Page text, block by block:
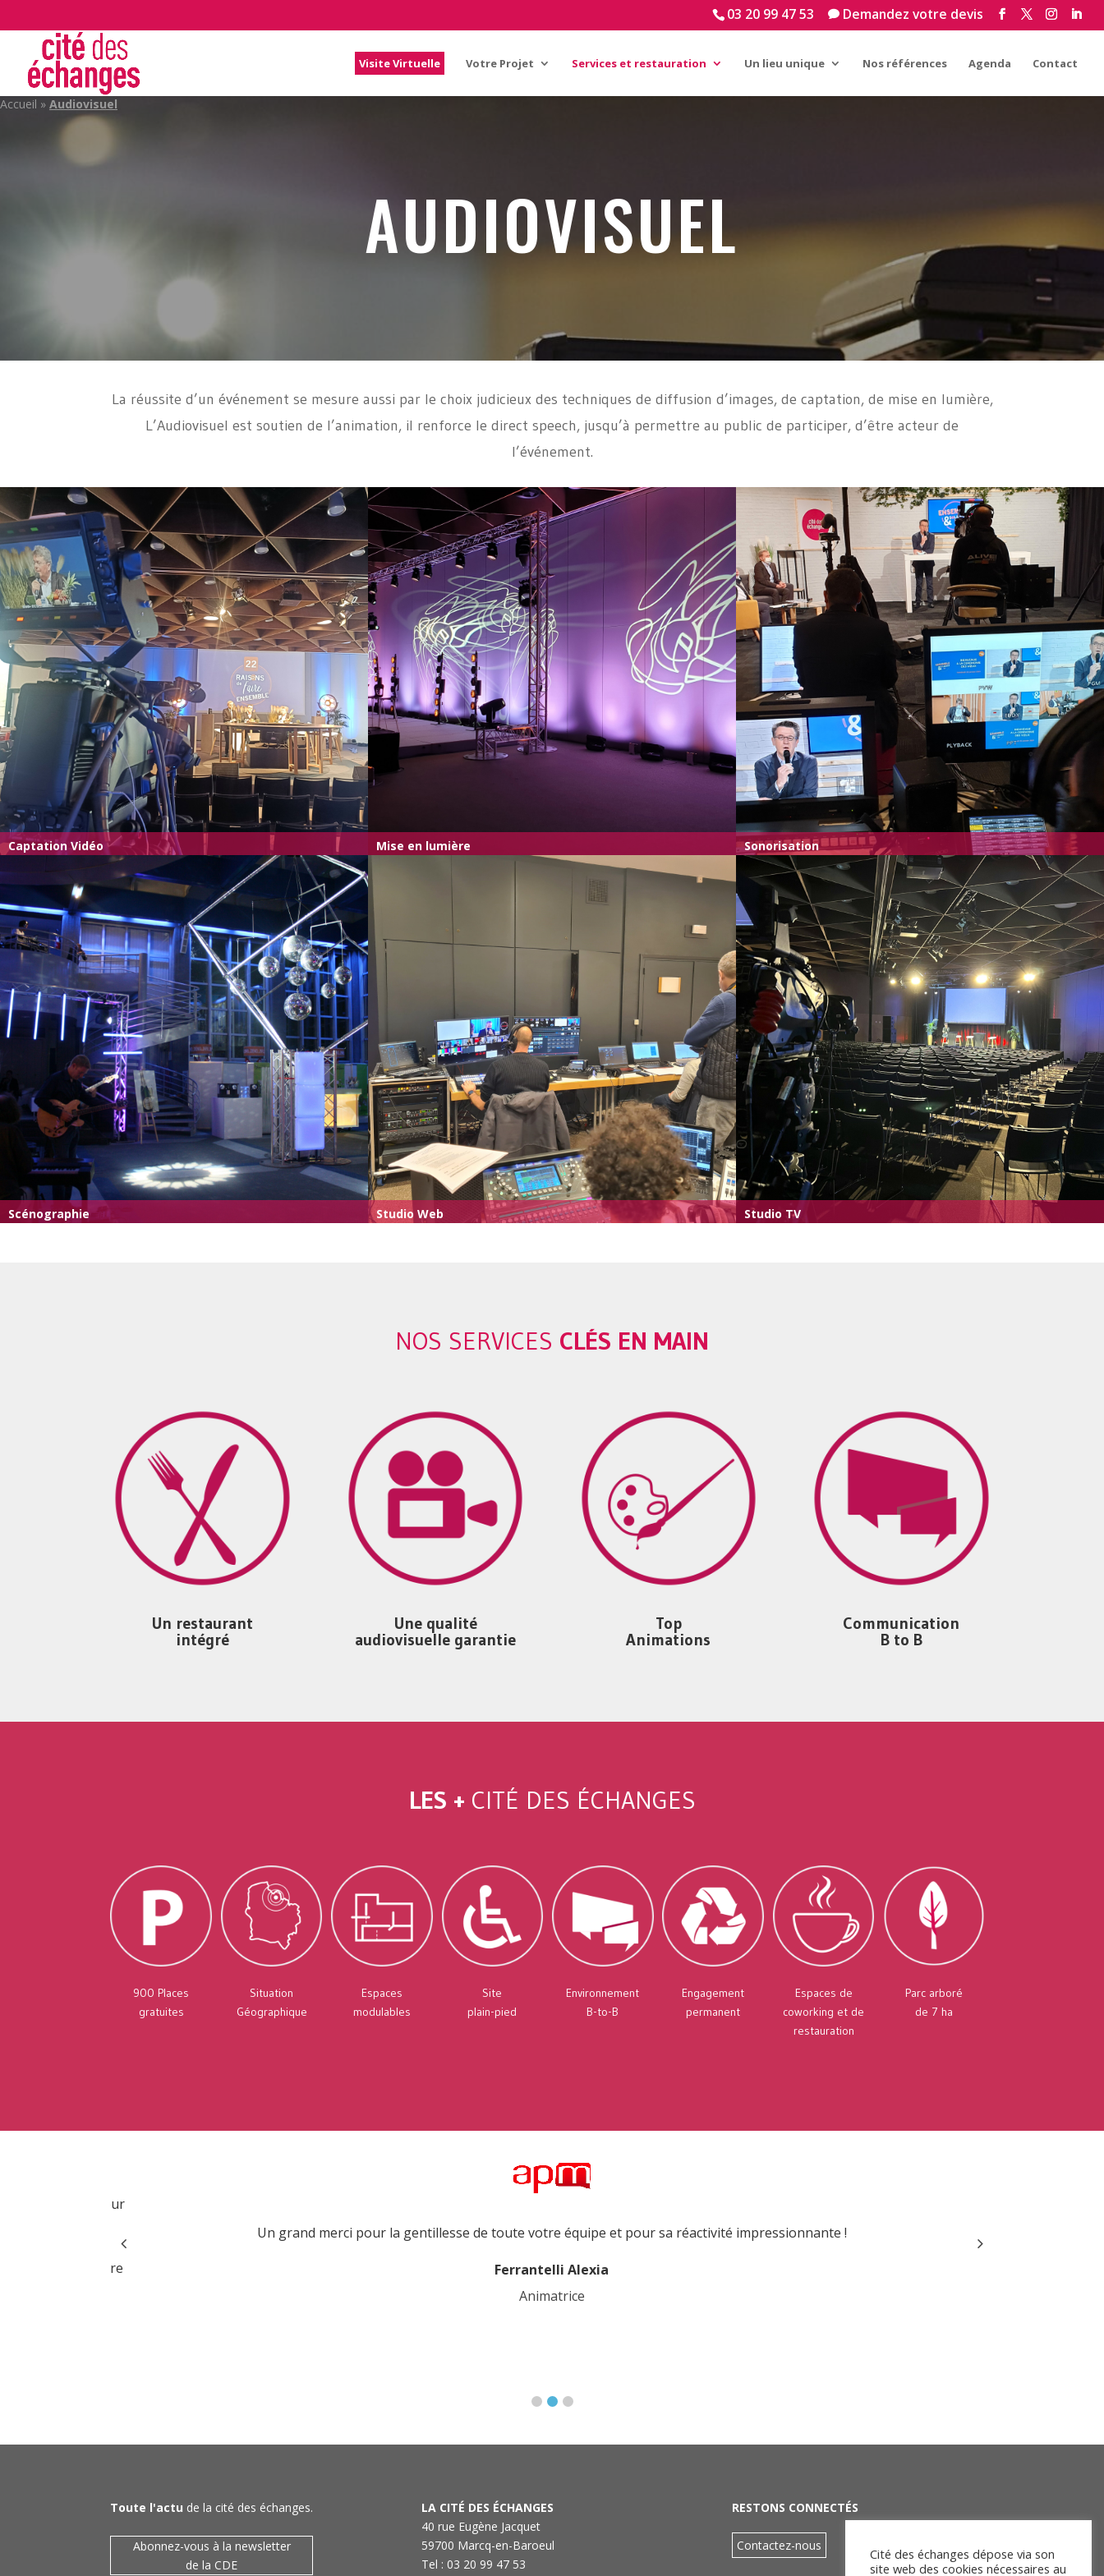
03 20 99 47 53  Demandez votre devis
Visite Virtuelle Votre Projet Services et restauration Un lieu unique Nos références Agenda Contact
Accueil » Audiovisuel
AUDIOVISUEL
La réussite d’un événement se mesure aussi par le choix judicieux des techniques de diffusion d’images, de captation, de mise en lumière,
L’Audiovisuel est soutien de l’animation, il renforce le direct speech, jusqu’à permettre au public de participer, d’être acteur de
l’événement.
Captation Vidéo Mise en lumière Sonorisation
Scénographie Studio Web Studio TV
NOS SERVICES CLÉS EN MAIN
Un restaurant
intégré
Une qualité
audiovisuelle garantie
Top
Animations
Communication
B to B
LES + CITÉ DES ÉCHANGES
900 Places
gratuites
Situation
Géographique
Espaces
modulables
Site
plain-pied
Environnement
B-to-B
Engagement
permanent
Espaces de
coworking et de
restauration
Parc arboré
de 7 ha
mobilisation pour
de chacun d’entre
Un grand merci pour la gentillesse de toute votre équipe et pour sa réactivité impressionnante !
Ferrantelli Alexia
Animatrice
Toute l'actu de la cité des échanges.
Abonnez-vous à la newsletter
de la CDE
LA CITÉ DES ÉCHANGES
40 rue Eugène Jacquet
59700 Marcq-en-Baroeul
Tel : 03 20 99 47 53
RESTONS CONNECTÉS
Contactez-nous
Cité des échanges dépose via son
site web des cookies nécessaires au